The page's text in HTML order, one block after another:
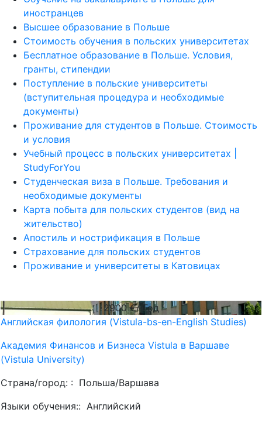
иностранцев
Высшее образование в Польше
Стоимость обучения в польских университетах
Бесплатное образование в Польше. Условия,
гранты, стипендии
Поступление в польские университеты
(вступительная процедура и необходимые
документы)
Проживание для студентов в Польше. Стоимость
и условия
Учебный процесс в польских университетах |
StudyForYou
Студенческая виза в Польше. Требования и
необходимые документы
Карта побыта для польских студентов (вид на
жительство)
Апостиль и нострификация в Польше
Страхование для польских студентов
Проживание и университеты в Катовицах
2900€/ Год
Английская филология (Vistula-bs-en-English Studies)
Академия Финансов и Бизнеса Vistula в Варшаве
(Vistula University)
Страна/город: : Польша/Варшава
Языки обучения:: Английский